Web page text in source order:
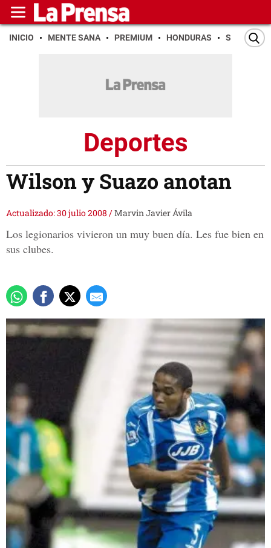
INICIO MENTE SANA PREMIUM HONDURAS SAN PEDRO
Deportes
Wilson y Suazo anotan
Actualizado: 30 julio 2008 /Marvin Javier Ávila
Los legionarios vivieron un muy buen día. Les fue bien en
sus clubes.